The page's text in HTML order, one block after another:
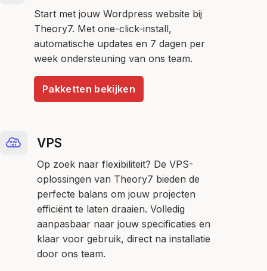
Start met jouw Wordpress website bij
Theory7. Met one-click-install,
automatische updates en 7 dagen per
week ondersteuning van ons team.
Pakketten bekijken
VPS
Op zoek naar flexibiliteit? De VPS-
oplossingen van Theory7 bieden de
perfecte balans om jouw projecten
efficiënt te laten draaien. Volledig
aanpasbaar naar jouw specificaties en
klaar voor gebruik, direct na installatie
door ons team.